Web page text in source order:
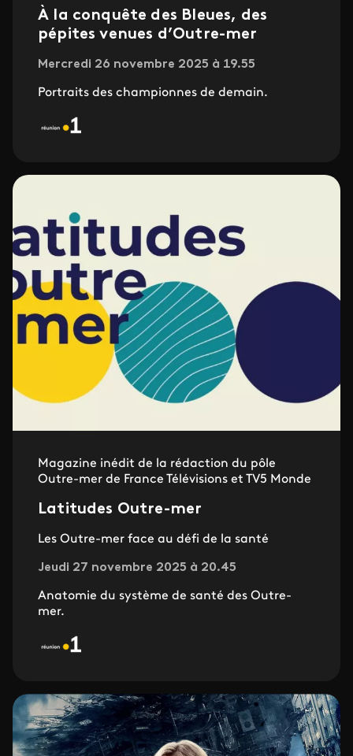
À la conquête des Bleues, des
pépites venues d’Outre-mer
Mercredi 26 novembre 2025 à 19.55
Portraits des championnes de demain.
Magazine inédit de la rédaction du pôle
Outre-mer de France Télévisions et TV5 Monde
Latitudes Outre-mer
Les Outre-mer face au défi de la santé
Jeudi 27 novembre 2025 à 20.45
Anatomie du système de santé des Outre-
mer.